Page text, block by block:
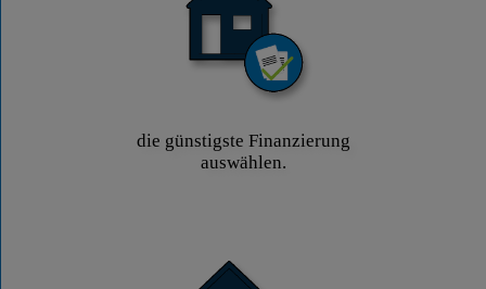
die günstigste Finanzierung
auswählen.